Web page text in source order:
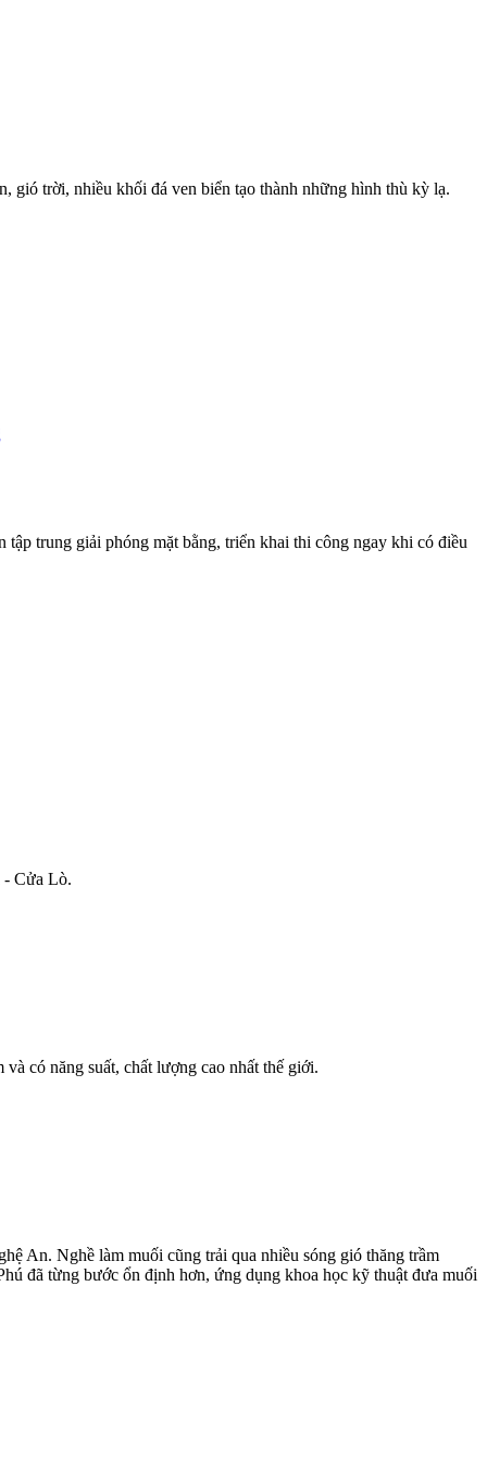
gió trời, nhiều khối đá ven biển tạo thành những hình thù kỳ lạ.
trung giải phóng mặt bằng, triển khai thi công ngay khi có điều
- Cửa Lò.
có năng suất, chất lượng cao nhất thế giới.
An. Nghề làm muối cũng trải qua nhiều sóng gió thăng trầm
đã từng bước ổn định hơn, ứng dụng khoa học kỹ thuật đưa muối